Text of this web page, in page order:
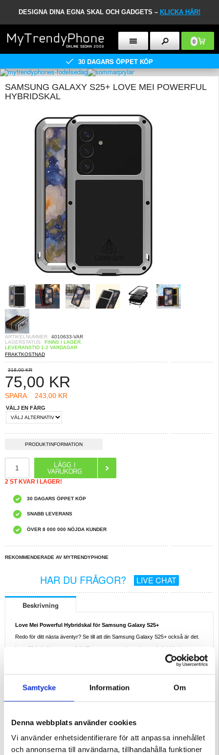
Samtycke Information Om
Denna webbplats använder cookies
Vi använder enhetsidentifierare för att anpassa innehållet
och annonserna till användarna, tillhandahålla funktioner
DESIGNA DINA EGNA SKAL OCH GADGETS – KLICKA HÄR!
0
30 DAGARS ÖPPET KÖP
SAMSUNG GALAXY S25+ LOVE MEI POWERFUL
HYBRIDSKAL
ARTIKELNUMMER: 4010633-VAR
LAGERSTATUS: FINNS I LAGER.
LEVERANSTID 1-2 VARDAGAR
FRAKTKOSTNAD
318,00 KR
75,00 KR
SPARA: 243,00 KR
VÄLJ EN FÄRG
PRODUKTINFORMATION
2 ST KVAR I LAGER!
30 DAGARS ÖPPET KÖP
SNABB LEVERANS
ÖVER 8 000 000 NÖJDA KUNDER
REKOMMENDERADE AV MYTRENDYPHONE
HAR DU FRÅGOR? LIVE CHAT
Beskrivning
Love Mei Powerful Hybridskal för Samsung Galaxy S25+
Redo för ditt nästa äventyr? Se till att din Samsung Galaxy S25+ också är det.
Love Mei skal har en utmärkt försvarsprestanda, tack vare hybriddesignen
som använder hållbara material. Det skyddar din Samsung Galaxy S25+ mot
- Konstruktion med flera lager som säkerställer fantastiskt skydd av din enhet
- Ökar styvheten av din Samsung Galaxy S25+
- Inbyggt skärmskydd i glas håller din display i bästa skick
- Enkel installation och en perfekt passform för din Samsung Galaxy S25+
- Material: metall, TPU, härdat glas
Kompatibilitet:Samsung Galaxy S25+
Förpackning:Euroblister